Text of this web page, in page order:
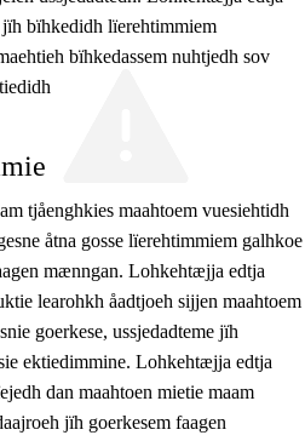
bïhkedidh lïerehtimmiem
bïhkedassem nuhtjedh sov
tjåenghkies maahtoem vuesiehtidh
åtna gosse lïerehtimmiem galhkoe
mænngan. Lohkehtæjja edtja
learohkh åadtjoeh sijjen maahtoem
goerkese, ussjedadteme jïh
ektiedimmine. Lohkehtæjja edtja
dan maahtoen mietie maam
jïh goerkesem faagen